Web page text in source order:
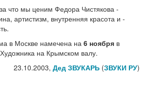
что мы ценим Федора Чистякова -
артистизм, внутренняя красота и -
в Москве намечена на 6 ноября в
на Крымском валу.
23.10.2003, Дед ЗВУКАРЬ (ЗВУКИ РУ)